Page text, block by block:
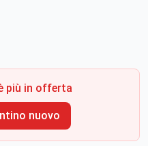
più in offerta
nuovo